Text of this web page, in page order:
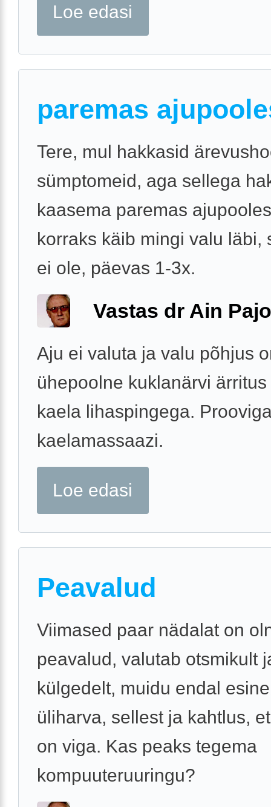
Loe edasi
paremas
Tere, mul hakkasid
sümptomeid, aga sellega
kaasema paremas
korraks käib mingi valu läbi,
ei ole, päevas 1-3x.
Vastas dr Ain
Aju ei valuta ja valu põhjus
ühepoolne kuklanärvi
kaela lihaspingega.
kaelamassaazi.
Loe edasi
Peavalud
Viimased paar nädalat on
peavalud, valutab otsmikult
külgedelt, muidu endal
üliharva, sellest ja kahtlus,
on viga. Kas peaks tegema
kompuuteruuringu?